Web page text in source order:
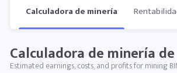
Calculadora de minería
Calculadora de minería de
Estimated earnings, costs, and profits for mining